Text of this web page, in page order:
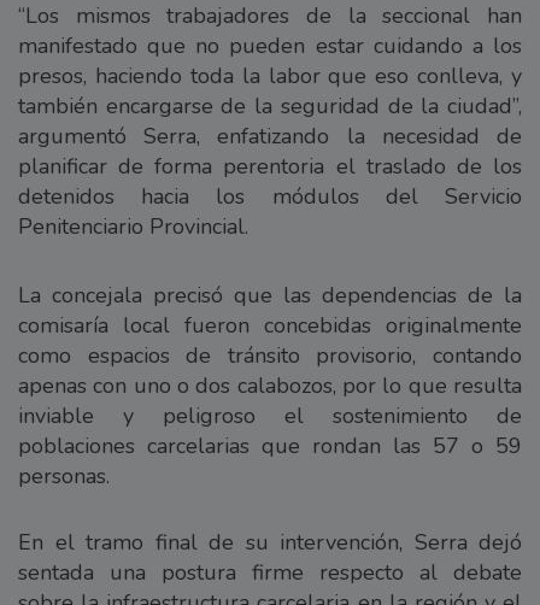
“Los mismos trabajadores de la seccional han
manifestado que no pueden estar cuidando a los
presos, haciendo toda la labor que eso conlleva, y
también encargarse de la seguridad de la ciudad”,
argumentó Serra, enfatizando la necesidad de
planificar de forma perentoria el traslado de los
detenidos hacia los módulos del Servicio
Penitenciario Provincial.
La concejala precisó que las dependencias de la
comisaría local fueron concebidas originalmente
como espacios de tránsito provisorio, contando
apenas con uno o dos calabozos, por lo que resulta
inviable y peligroso el sostenimiento de
poblaciones carcelarias que rondan las 57 o 59
personas.
En el tramo final de su intervención, Serra dejó
sentada una postura firme respecto al debate